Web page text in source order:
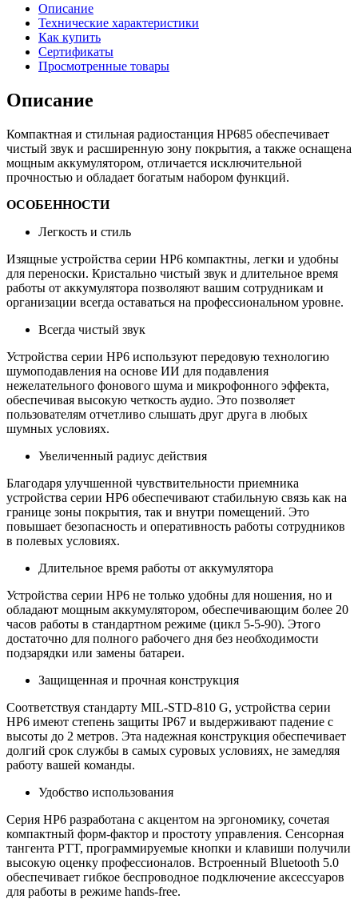
Описание
Технические характеристики
Как купить
Сертификаты
Просмотренные товары
Описание
Компактная и стильная радиостанция HP685 обеспечивает
чистый звук и расширенную зону покрытия, а также оснащена
мощным аккумулятором, отличается исключительной
прочностью и обладает богатым набором функций.
ОСОБЕННОСТИ
Легкость и стиль
Изящные устройства серии HP6 компактны, легки и удобны
для переноски. Кристально чистый звук и длительное время
работы от аккумулятора позволяют вашим сотрудникам и
организации всегда оставаться на профессиональном уровне.
Всегда чистый звук
Устройства серии HP6 используют передовую технологию
шумоподавления на основе ИИ для подавления
нежелательного фонового шума и микрофонного эффекта,
обеспечивая высокую четкость аудио. Это позволяет
пользователям отчетливо слышать друг друга в любых
шумных условиях.
Увеличенный радиус действия
Благодаря улучшенной чувствительности приемника
устройства серии HP6 обеспечивают стабильную связь как на
границе зоны покрытия, так и внутри помещений. Это
повышает безопасность и оперативность работы сотрудников
в полевых условиях.
Длительное время работы от аккумулятора
Устройства серии HP6 не только удобны для ношения, но и
обладают мощным аккумулятором, обеспечивающим более 20
часов работы в стандартном режиме (цикл 5-5-90). Этого
достаточно для полного рабочего дня без необходимости
подзарядки или замены батареи.
Защищенная и прочная конструкция
Соответствуя стандарту MIL-STD-810 G, устройства серии
HP6 имеют степень защиты IP67 и выдерживают падение с
высоты до 2 метров. Эта надежная конструкция обеспечивает
долгий срок службы в самых суровых условиях, не замедляя
работу вашей команды.
Удобство использования
Серия HP6 разработана с акцентом на эргономику, сочетая
компактный форм-фактор и простоту управления. Сенсорная
тангента PTT, программируемые кнопки и клавиши получили
высокую оценку профессионалов. Встроенный Bluetooth 5.0
обеспечивает гибкое беспроводное подключение аксессуаров
для работы в режиме hands-free.